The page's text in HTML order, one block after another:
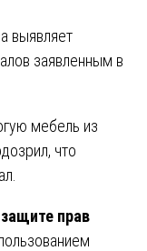
выявляет
заявленным в
мебель из
что
прав